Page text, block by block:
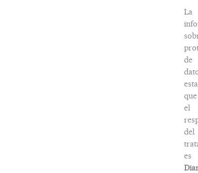
La
de
que
el
del
es